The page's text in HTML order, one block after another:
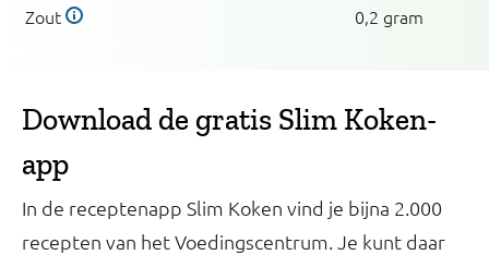
Zout
0,2 gram
Download de gratis Slim Koken-
app
In de receptenapp Slim Koken vind je bijna 2.000
recepten van het Voedingscentrum. Je kunt daar